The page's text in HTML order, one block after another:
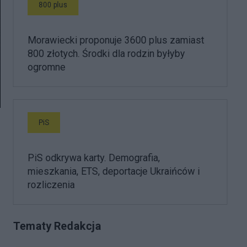
800 plus
Morawiecki proponuje 3600 plus zamiast
800 złotych. Środki dla rodzin byłyby
ogromne
PiS
PiS odkrywa karty. Demografia,
mieszkania, ETS, deportacje Ukraińców i
rozliczenia
Tematy Redakcja